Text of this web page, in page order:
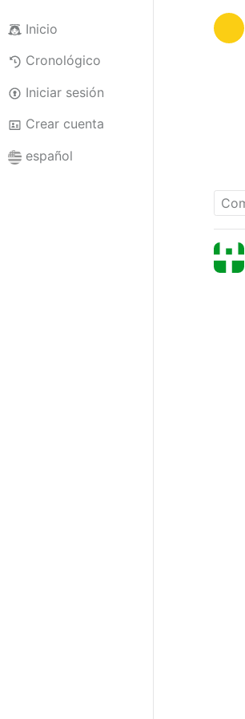
Inicio
Cronológico
Iniciar sesión
Crear cuenta
español